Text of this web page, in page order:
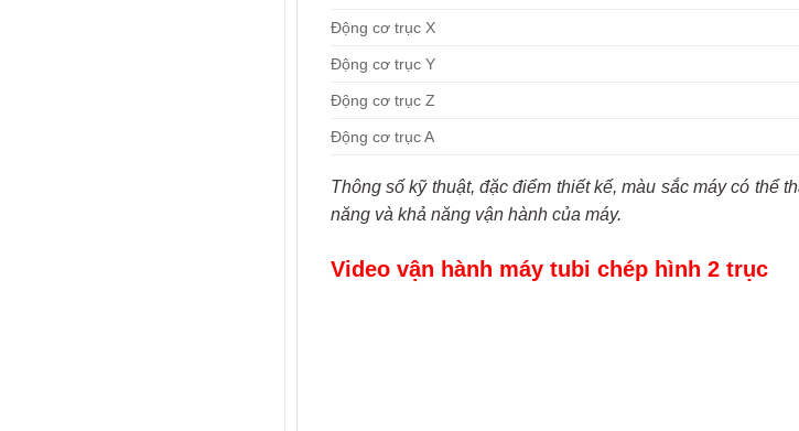
Động cơ trục X
Động cơ trục Y
Động cơ trục Z
Động cơ trục A
Thông số kỹ thuật, đặc điểm thiết kế, màu sắc máy có thể
năng và khả năng vận hành của máy.
Video vận hành máy tubi chép hình 2 trục